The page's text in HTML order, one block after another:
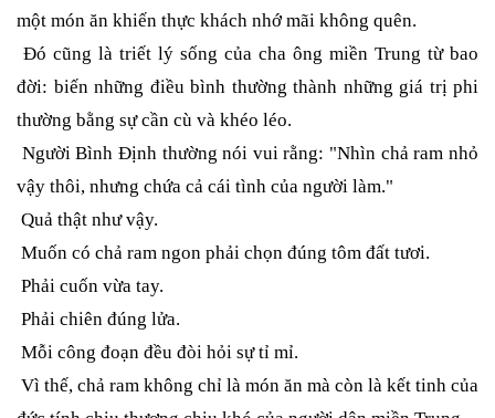
một món ăn khiến thực khách nhớ mãi không quên.
Đó cũng là triết lý sống của cha ông miền Trung từ bao
đời: biến những điều bình thường thành những giá trị phi
thường bằng sự cần cù và khéo léo.
Người Bình Định thường nói vui rằng: "Nhìn chả ram nhỏ
vậy thôi, nhưng chứa cả cái tình của người làm."
Quả thật như vậy.
Muốn có chả ram ngon phải chọn đúng tôm đất tươi.
Phải cuốn vừa tay.
Phải chiên đúng lửa.
Mỗi công đoạn đều đòi hỏi sự tỉ mỉ.
Vì thế, chả ram không chỉ là món ăn mà còn là kết tinh của